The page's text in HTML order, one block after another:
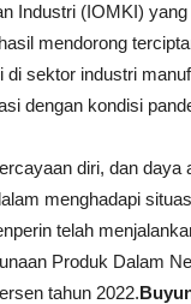
Industri (IOMKI)
mendorong
di sektor industri
dengan kondisi
diri, dan
menghadapi
telah
Produk Dalam
tahun 2022.